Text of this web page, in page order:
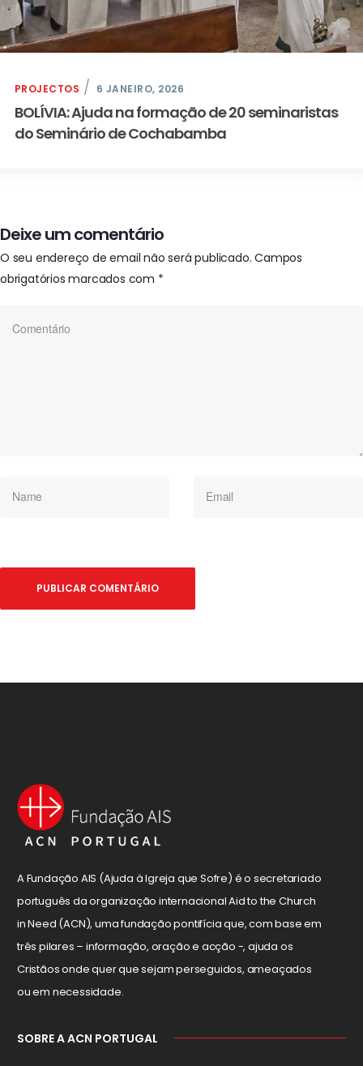
PROJECTOS 6 JANEIRO, 2026
BOLÍVIA: Ajuda na formação de 20 seminaristas
do Seminário de Cochabamba
Deixe um comentário
O seu endereço de email não será publicado. Campos
obrigatórios marcados com *
A Fundação AIS (Ajuda à Igreja que Sofre) é o secretariado
português da organização internacional Aid to the Church
in Need (ACN), uma fundação pontifícia que, com base em
três pilares – informação, oração e acção -, ajuda os
Cristãos onde quer que sejam perseguidos, ameaçados
ou em necessidade.
SOBRE A ACN PORTUGAL